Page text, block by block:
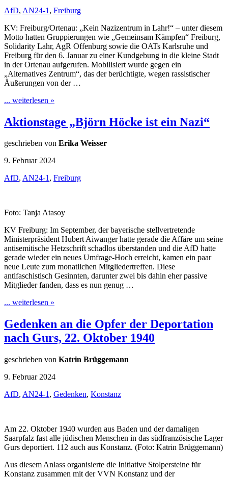
AfD, AN24-1 , Freiburg
KV: Freiburg/Ortenau: „Kein Nazizentrum in Lahr!“ – unter diesem
Motto hatten Gruppierungen wie „Gemeinsam Kämpfen“ Freiburg,
Solidarity Lahr, AgR Offenburg sowie die OATs Karlsruhe und
Freiburg für den 6. Januar zu einer Kundgebung in die kleine Stadt
in der Ortenau aufgerufen. Mobilisiert wurde gegen ein
„Alternatives Zentrum“, das der berüchtigte, wegen rassistischer
Äußerungen von der …
... weiterlesen »
Aktionstage „Björn Höcke ist ein Nazi“
geschrieben von Erika Weisser
9. Februar 2024
AfD, AN24-1, Freiburg
Foto: Tanja Atasoy
KV Freiburg: Im September, der bayerische stellvertretende
Ministerpräsident Hubert Aiwanger hatte gerade die Affäre um seine
antisemitische Hetzschrift schadlos überstanden und die AfD hatte
gerade wieder ein neues Umfrage-Hoch erreicht, kamen ein paar
neue Leute zum monatlichen Mitgliedertreffen. Diese
antifaschistisch Gesinnten, darunter zwei bis dahin eher passive
Mitglieder fanden, dass es nun genug …
... weiterlesen »
Gedenken an die Opfer der Deportation
nach Gurs, 22. Oktober 1940
geschrieben von Katrin Brüggemann
9. Februar 2024
AfD, AN24-1 , Gedenken, Konstanz
Am 22. Oktober 1940 wurden aus Baden und der damaligen
Saarpfalz fast alle jüdischen Menschen in das südfranzösische Lager
Gurs deportiert. 112 auch aus Konstanz. (Foto: Katrin Brüggemann)
Aus diesem Anlass organisierte die Initiative Stolpersteine für
Konstanz zusammen mit der VVN Konstanz und der